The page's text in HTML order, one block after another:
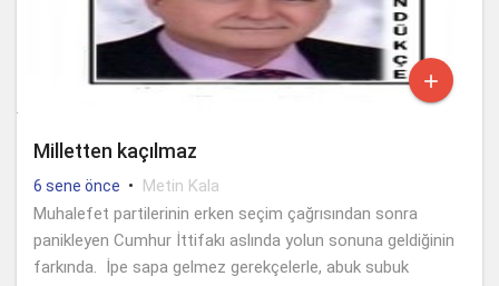

Milletten kaçılmaz
6 sene önce • Metin Kala
Muhalefet partilerinin erken seçim çağrısından sonra
panikleyen Cumhur İttifakı aslında yolun sonuna geldiğinin
farkında. İpe sapa gelmez gerekçelerle, abuk subuk